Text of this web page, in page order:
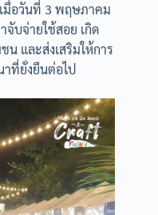
มื่อวันที่ 3 พฤษภาคม
บจ่ายใช้สอย เกิด
น และส่งเสริมให้การ
าที่ยั่งยืนต่อไป